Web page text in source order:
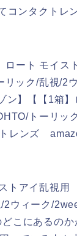
コンタクトレ
ロート モイス
ック/乱視/2
】【【1箱】
トーリッ
レンズ
トアイ乱視用
ウィーク/
こにあるのか